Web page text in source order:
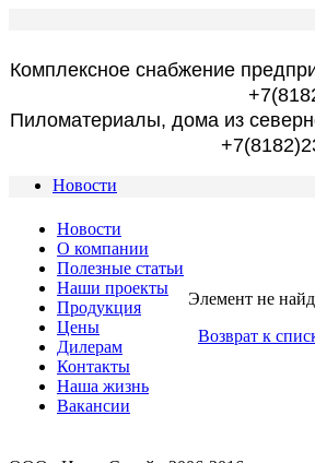
Комплексное снабжение
Пиломатериалы, дома из
Новости
Новости
О компании
Полезные статьи
Наши проекты
Продукция
Цены
Дилерам
Контакты
Наша жизнь
Вакансии
Элемент не
Возврат к